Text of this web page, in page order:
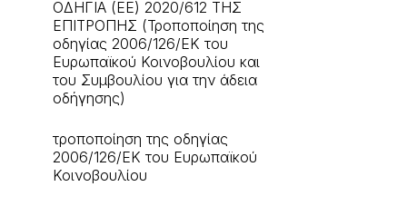
ΟΔΗΓΙΑ (EE) 2020/612 ΤΗΣ
ΕΠΙΤΡΟΠΗΣ (Τροποποίηση της
οδηγίας 2006/126/ΕΚ του
Ευρωπαϊκού Κοινοβουλίου και
του Συμβουλίου για την άδεια
οδήγησης)
τροποποίηση της οδηγίας
2006/126/ΕΚ του Ευρωπαϊκού
Κοινοβουλίου